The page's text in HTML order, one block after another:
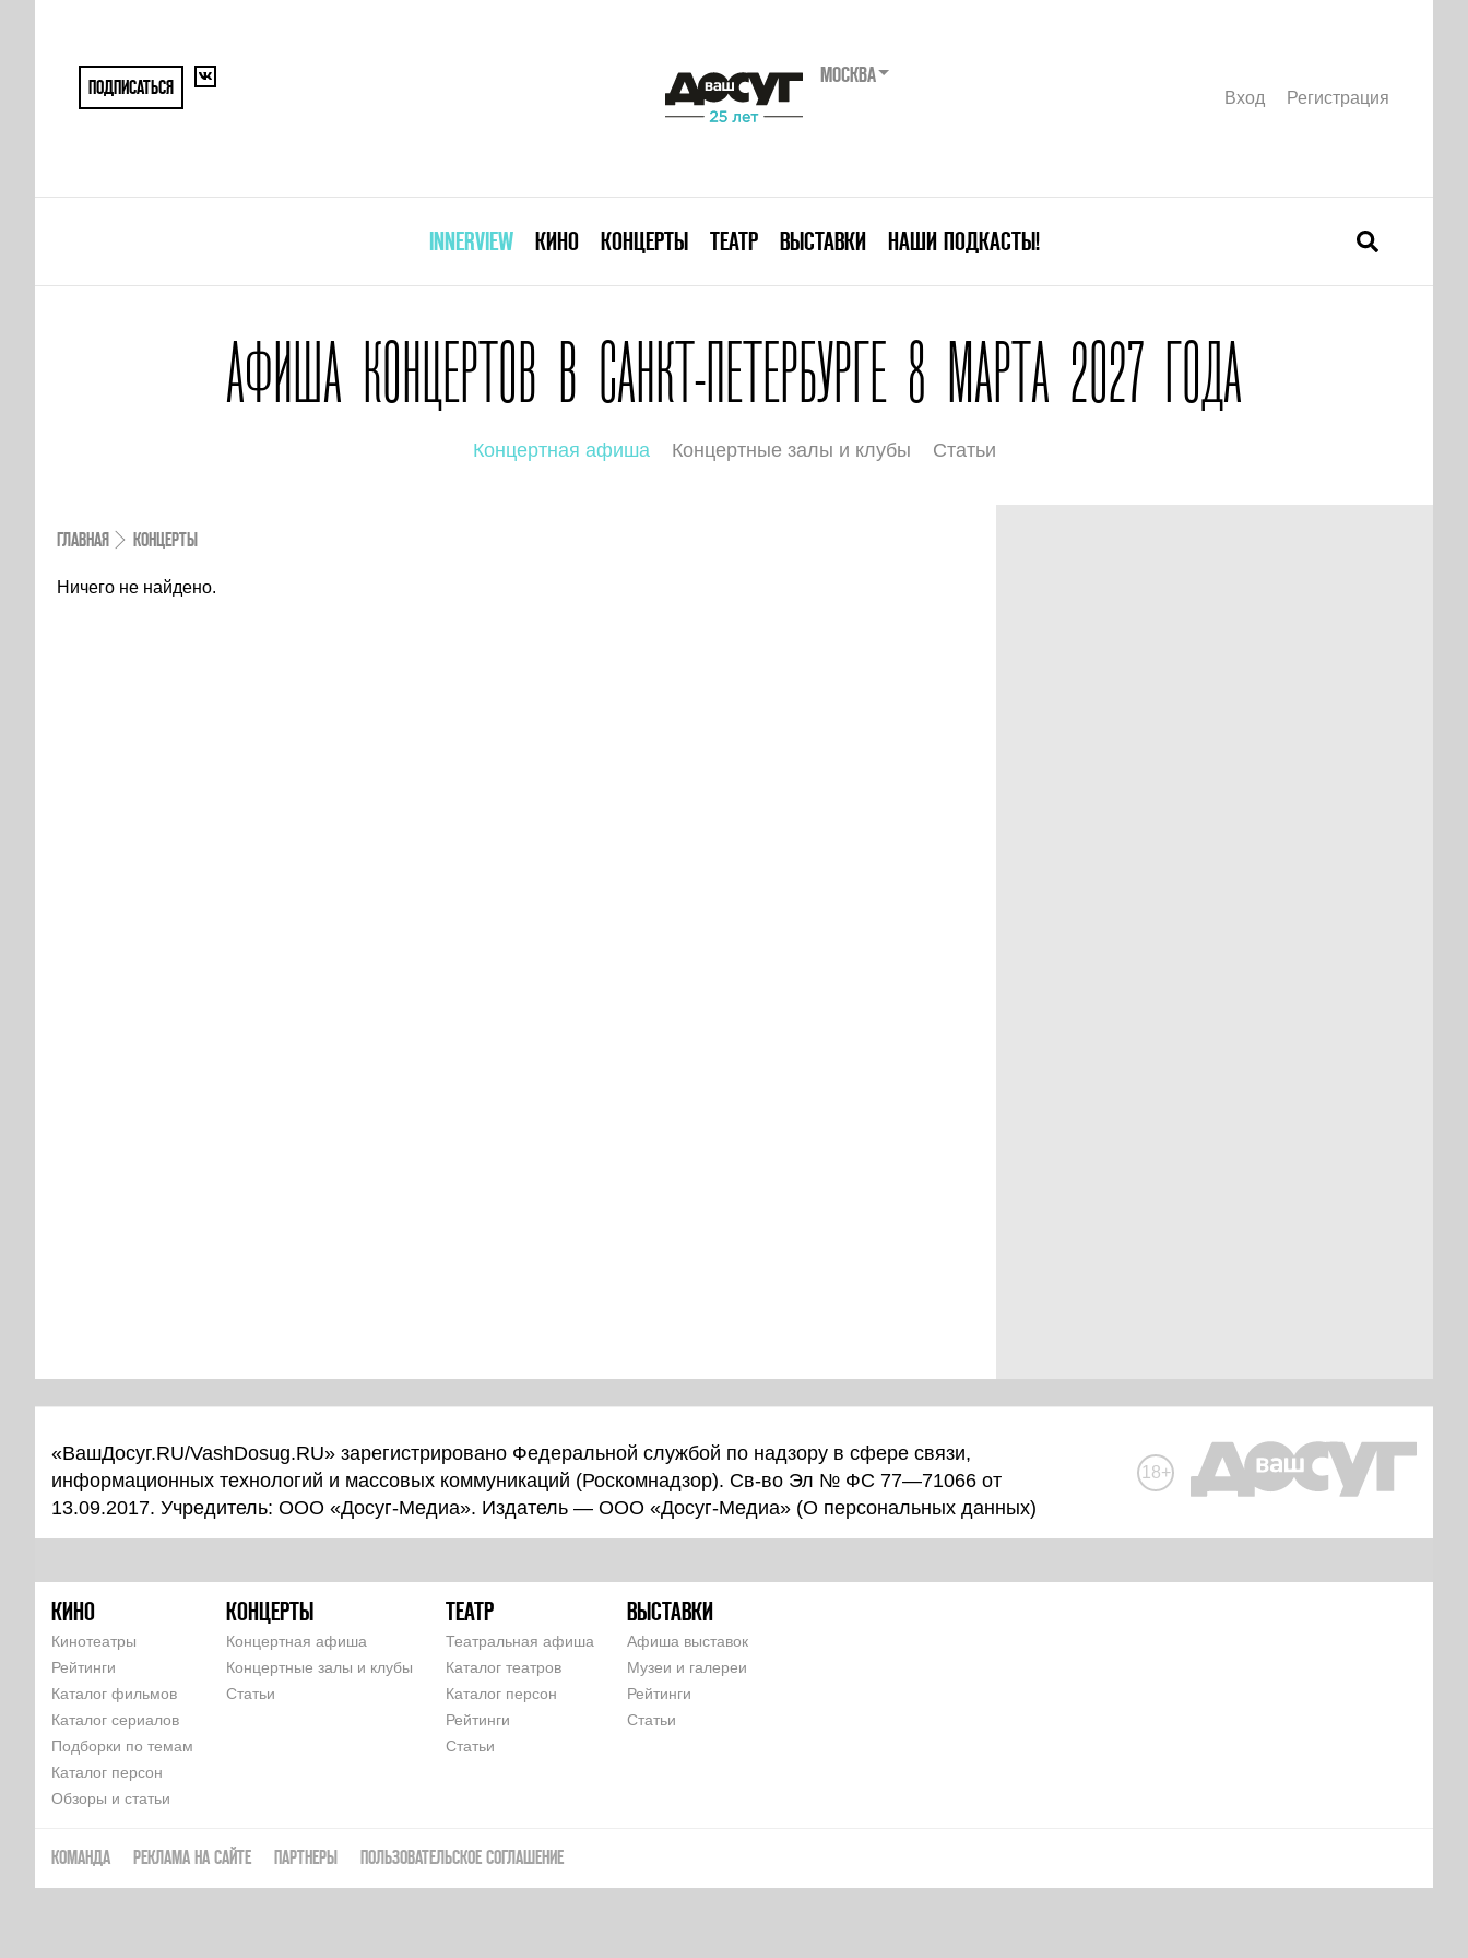
ПОДПИСАТЬСЯ
МОСКВА
Вход Регистрация
INNERVIEW КИНО КОНЦЕРТЫ ТЕАТР ВЫСТАВКИ НАШИ ПОДКАСТЫ!
АФИША КОНЦЕРТОВ В САНКТ-ПЕТЕРБУРГЕ 8 МАРТА 2027 ГОДА
Концертная афиша Концертные залы и клубы Статьи
ГЛАВНАЯ КОНЦЕРТЫ
Ничего не найдено.
«ВашДосуг.RU/VashDosug.RU» зарегистрировано Федеральной службой по надзору в сфере связи,
информационных технологий и массовых коммуникаций (Роскомнадзор). Св-во Эл № ФС 77—71066 от
13.09.2017. Учредитель: ООО «Досуг-Медиа». Издатель — ООО «Досуг-Медиа» (О персональных данных)
18+
КИНО
Кинотеатры
Рейтинги
Каталог фильмов
Каталог сериалов
Подборки по темам
Каталог персон
Обзоры и статьи
КОНЦЕРТЫ
Концертная афиша
Концертные залы и клубы
Статьи
ТЕАТР
Театральная афиша
Каталог театров
Каталог персон
Рейтинги
Статьи
ВЫСТАВКИ
Афиша выставок
Музеи и галереи
Рейтинги
Статьи
КОМАНДА РЕКЛАМА НА САЙТЕ ПАРТНЕРЫ ПОЛЬЗОВАТЕЛЬСКОЕ СОГЛАШЕНИЕ